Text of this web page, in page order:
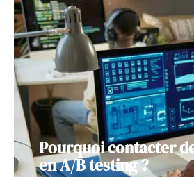
Pourquoi contacter
en A/B testing ?